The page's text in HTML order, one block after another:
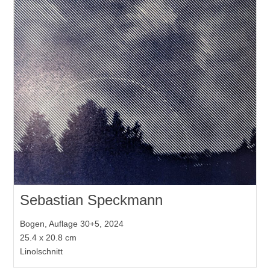
Sebastian Speckmann
Bogen, Auflage 30+5, 2024
25.4 x 20.8 cm
Linolschnitt